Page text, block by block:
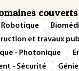
couverts
et travaux
- Photonique
- Sécurité